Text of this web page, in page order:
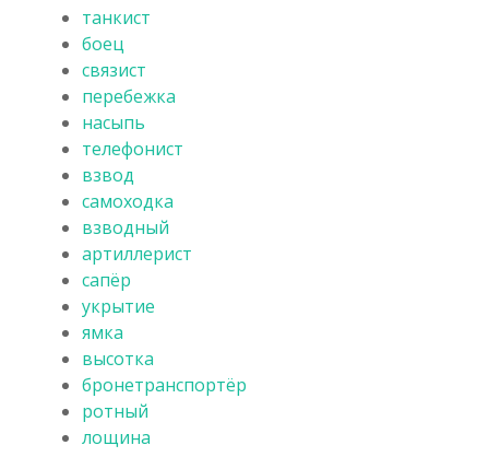
танкист
боец
связист
перебежка
насыпь
телефонист
взвод
самоходка
взводный
артиллерист
сапёр
укрытие
ямка
высотка
бронетранспортёр
ротный
лощина